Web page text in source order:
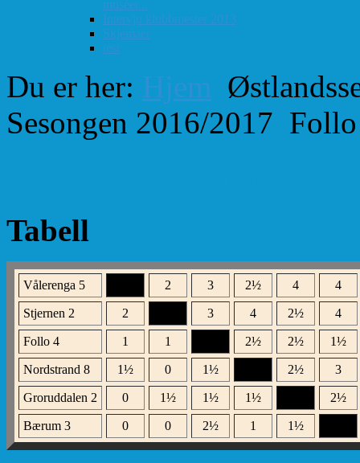
muséer...
Intervju klubbmester 2013
Skjemaer
test
Du er her: Hjem
Sesongen 2016/2017
Tabell
Vålerenga 5 2 3 2½ 4 4
Stjernen 2 2 3 4 2½ 4
Follo 4 1 1 2½ 2½ 1½
Nordstrand 8 1½ 0 1½ 2½ 3
Groruddalen 2 0 1½ 1½ 1½ 2½
Bærum 3 0 0 2½ 1 1½